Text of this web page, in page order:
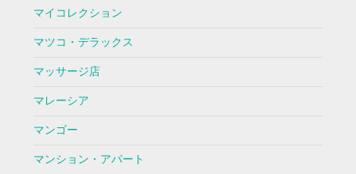
マイコレクション
マツコ・デラックス
マッサージ店
マレーシア
マンゴー
マンション・アパート